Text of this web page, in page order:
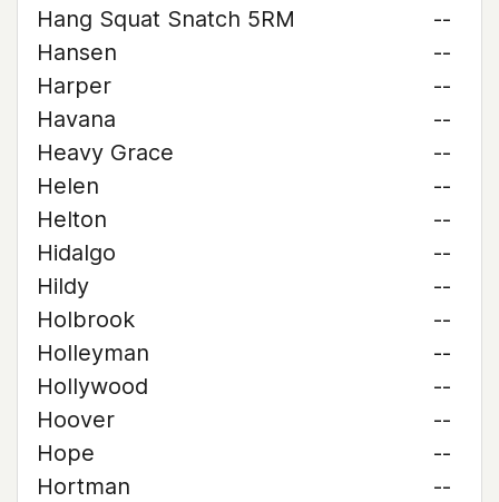
Hang Squat Snatch 5RM
--
Hansen
--
Harper
--
Havana
--
Heavy Grace
--
Helen
--
Helton
--
Hidalgo
--
Hildy
--
Holbrook
--
Holleyman
--
Hollywood
--
Hoover
--
Hope
--
Hortman
--